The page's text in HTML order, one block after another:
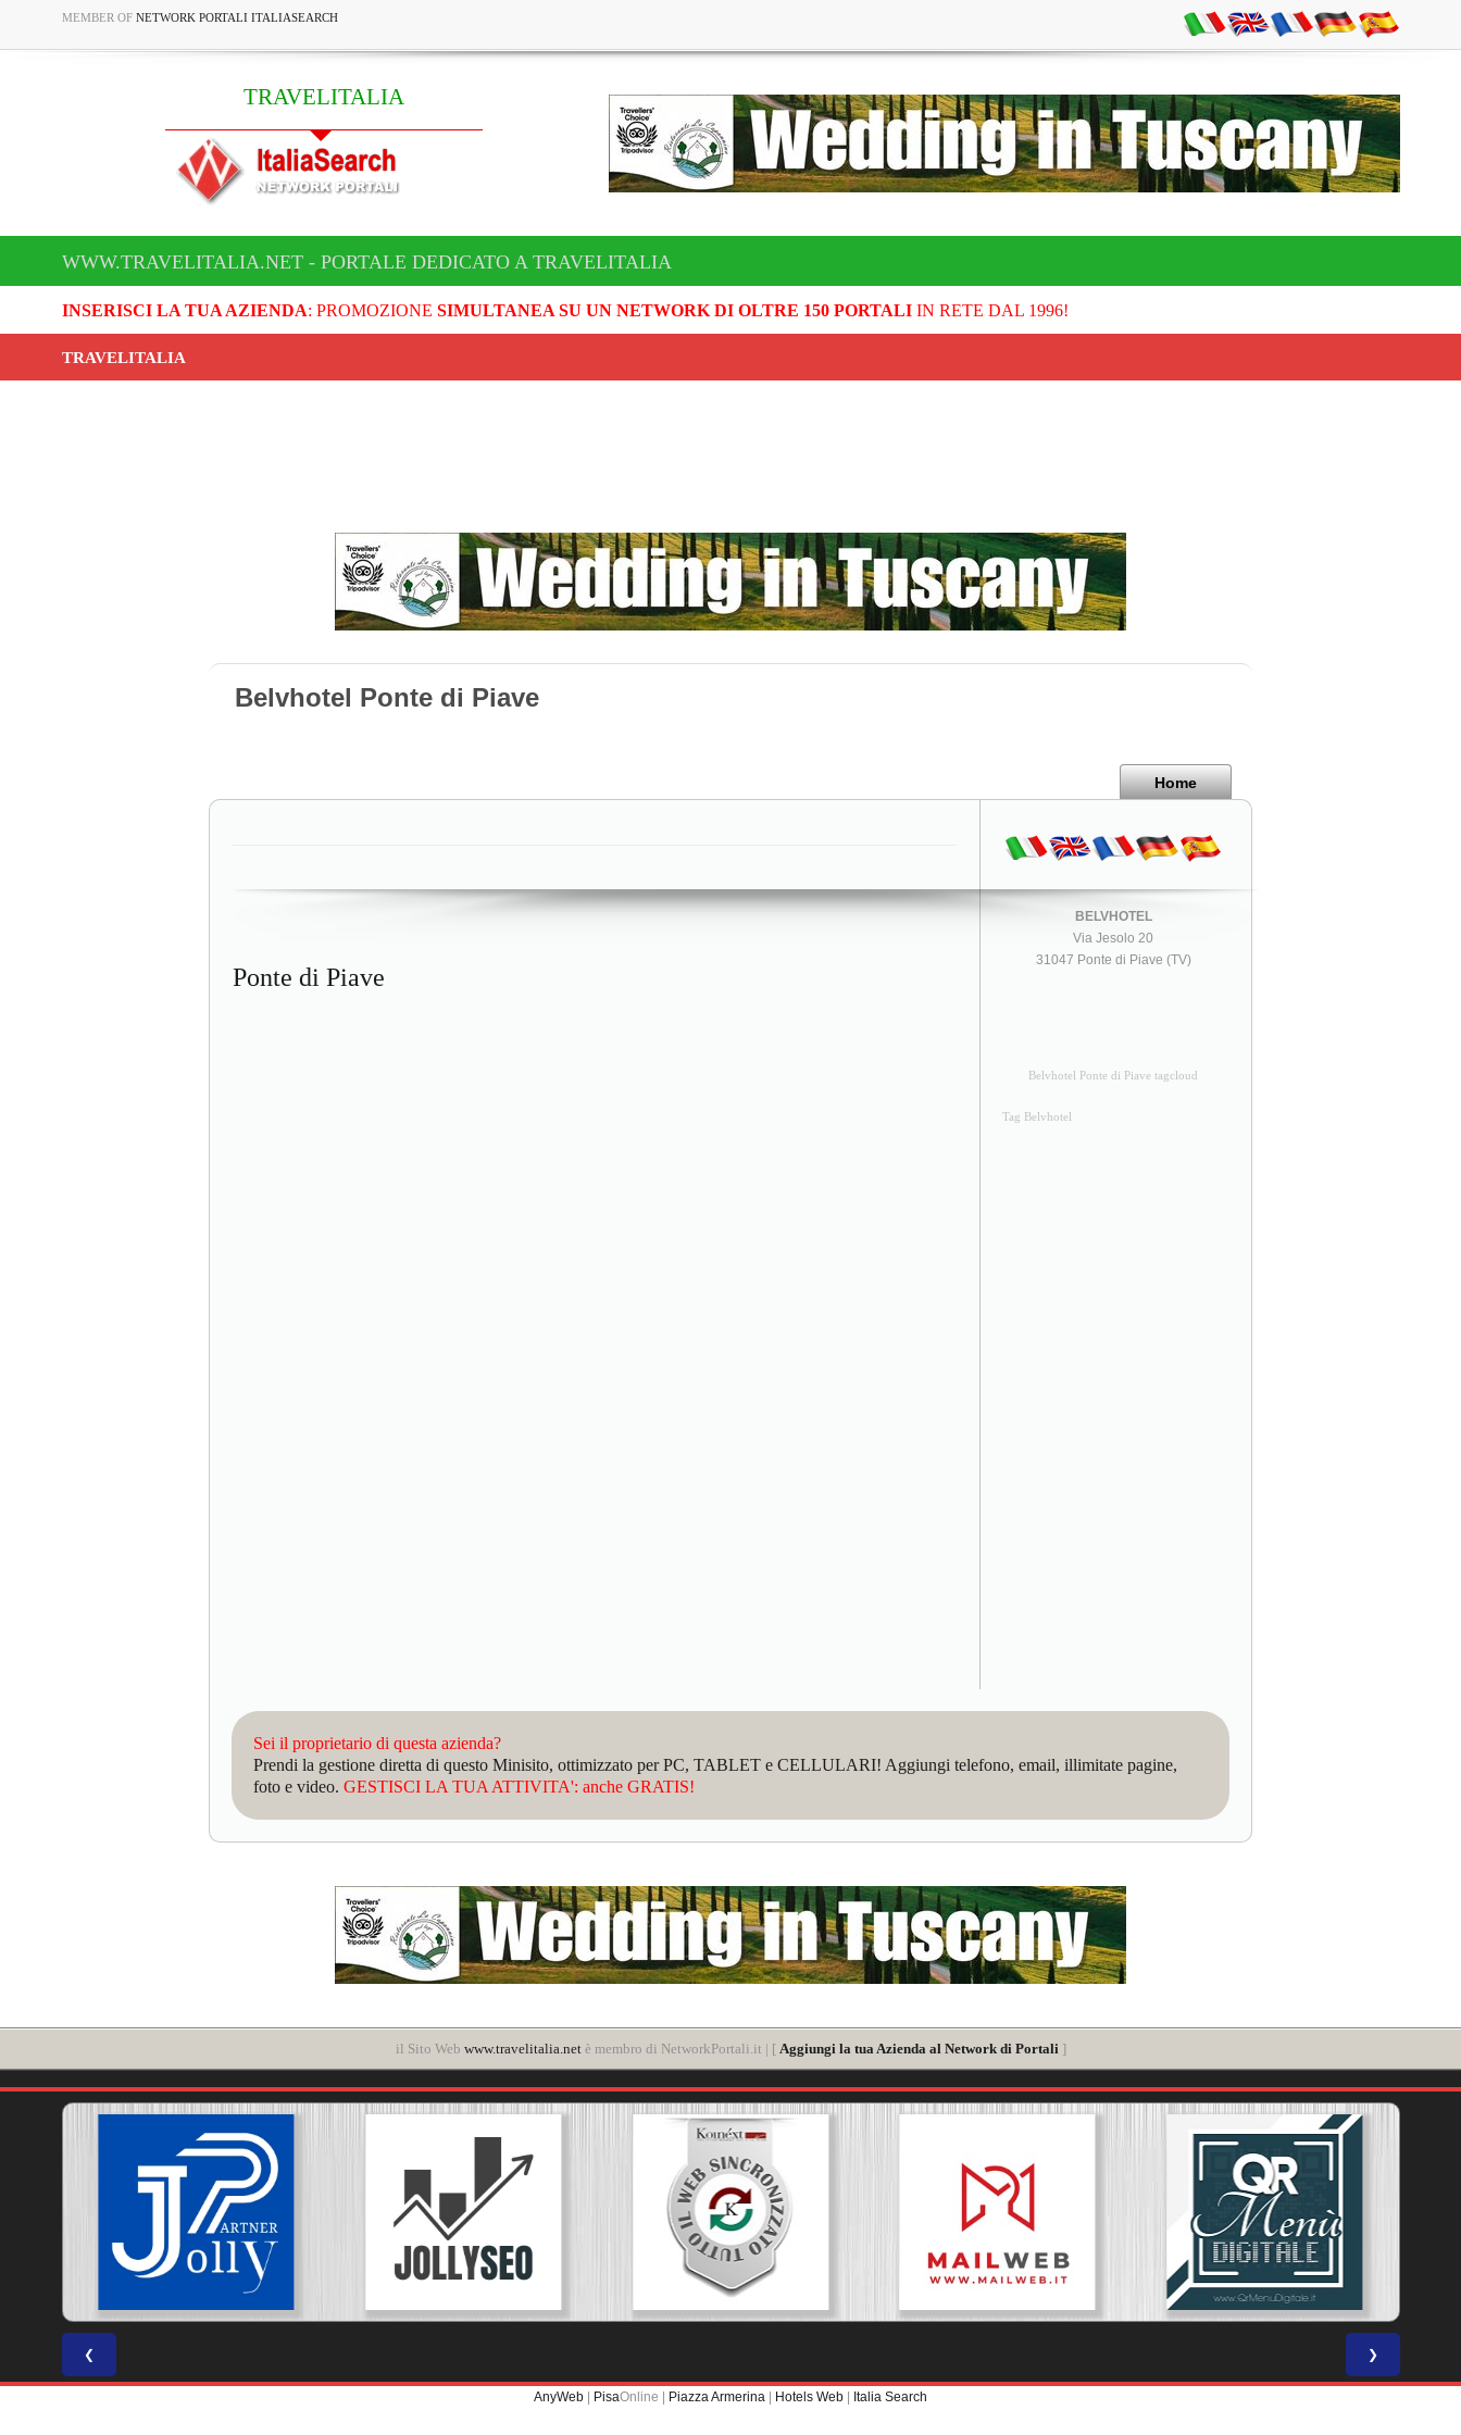
MEMBER OF NETWORK PORTALI ITALIASEARCH
TRAVELITALIA
WWW.TRAVELITALIA.NET - PORTALE DEDICATO A TRAVELITALIA
INSERISCI LA TUA AZIENDA: PROMOZIONE SIMULTANEA SU UN NETWORK DI OLTRE 150 PORTALIIN RETE DAL 1996!
TRAVELITALIA
Belvhotel Ponte di Piave
Home
Ponte di Piave
BELVHOTEL
Via Jesolo 20
31047 Ponte di Piave (TV)
Belvhotel Ponte di Piave tagcloud
Tag Belvhotel
Sei il proprietario di questa azienda?
Prendi la gestione diretta di questo Minisito, ottimizzato per PC, TABLET e CELLULARI! Aggiungi telefono, email, illimitate pagine,
foto e video. GESTISCI LA TUA ATTIVITA': anche GRATIS!
il Sito Web www.travelitalia.netè membro di NetworkPortali.it | [ Aggiungi la tua Azienda al Network di Portali ]
❮ ❯
AnyWeb | PisaOnline | Piazza Armerina | Hotels Web | Italia Search